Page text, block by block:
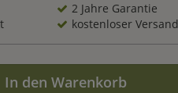
2 Jahre Garantie
kostenloser
In den Warenkorb